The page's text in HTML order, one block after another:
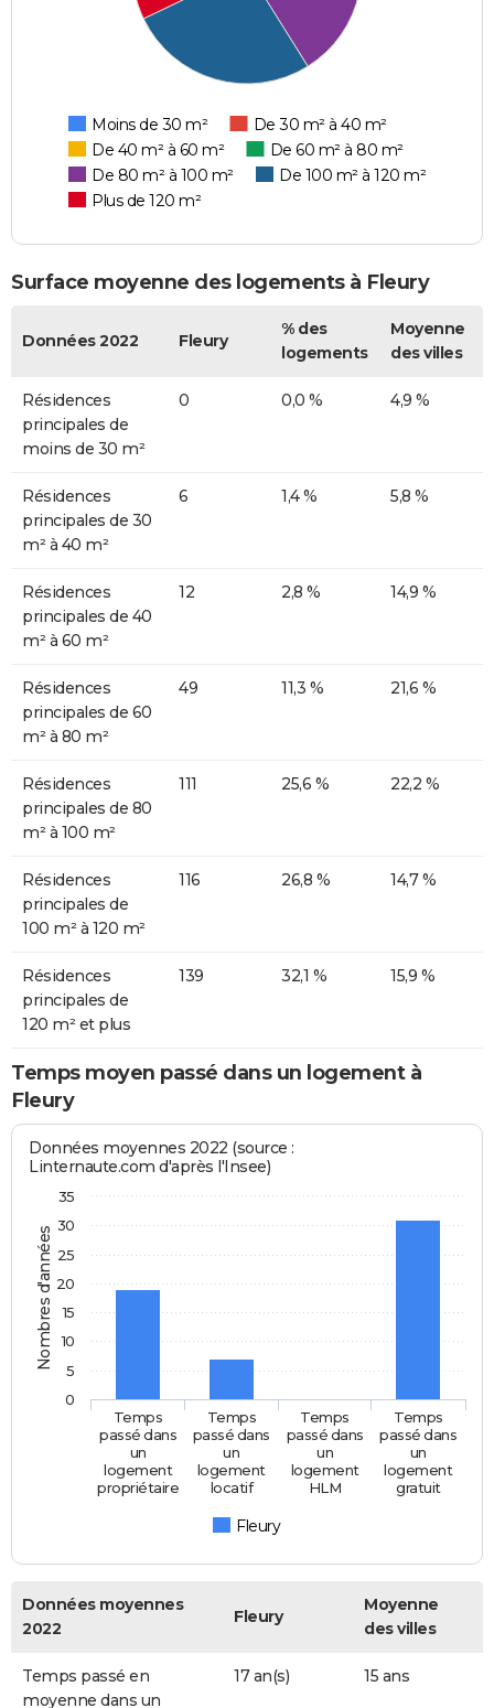
Moins de 30 m²
De 30 m² à 40 m²
De 40 m² à 60 m²
De 60 m² à 80 m²
De 80 m² à 100 m²
De 100 m² à 120 m²
Plus de 120 m²
Surface moyenne des logements à Fleury
Données 2022 Fleury
% des
logements
Moyenne
des villes
Résidences
principales de
moins de 30 m²
0 0,0 % 4,9 %
Résidences
principales de 30
m² à 40 m²
6 1,4 % 5,8 %
Résidences
principales de 40
m² à 60 m²
12 2,8 % 14,9 %
Résidences
principales de 60
m² à 80 m²
49 11,3 % 21,6 %
Résidences
principales de 80
m² à 100 m²
111 25,6 % 22,2 %
Résidences
principales de
100 m² à 120 m²
116 26,8 % 14,7 %
Résidences
principales de
120 m² et plus
139 32,1 % 15,9 %
Temps moyen passé dans un logement à
Fleury
Nombres d'années
Données moyennes 2022 (source :
Linternaute.com d'après l'Insee)
Fleury
Temps
passé dans
un
logement
propriétaire
Temps
passé dans
un
logement
locatif
Temps
passé dans
un
logement
HLM
Temps
passé dans
un
logement
gratuit
0
5
10
15
20
25
30
35
Données moyennes
2022
Fleury
Moyenne
des villes
Temps passé en
moyenne dans un
17 an(s) 15 ans